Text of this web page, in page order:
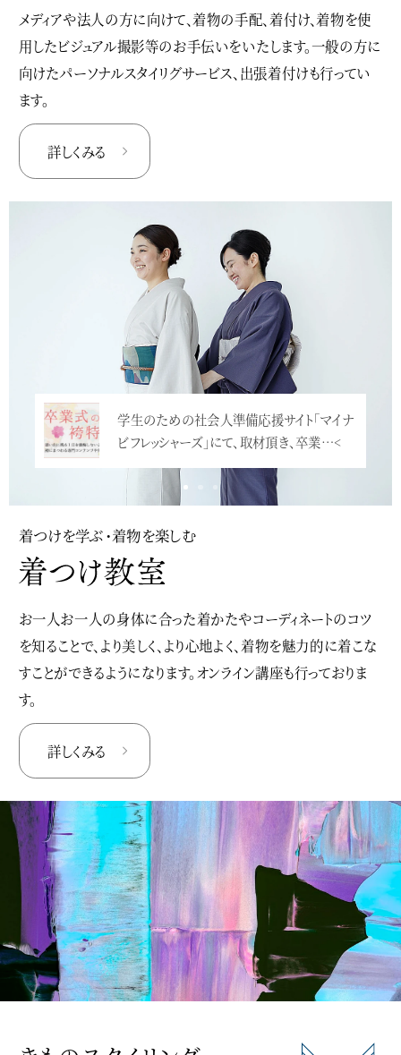
メディアや法人の方に向けて、着物の手配、着付け、着物を使
用したビジュアル撮影等のお手伝いをいたします。一般の方に
向けたパーソナルスタイリグサービス、出張着付けも行ってい
ます。
詳しくみる
着つけを学ぶ・着物を楽しむ
お一人お一人の身体に合った着かたやコーディネートのコツ
を知ることで、より美しく、より心地よく、着物を魅力的に着こな
すことができるようになります。オンライン講座も行っておりま
す。
詳しくみる
学生のための社会人準備応援サイト「マイナ
ビフレッシャーズ」にて、取材頂き、卒業…<
豪華なお振袖+袴で卒業式へ。美人で身長も
高いので、大振袖がとても華やかな雰囲気。